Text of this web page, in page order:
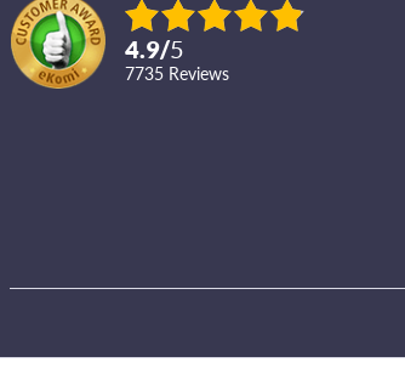
4.9/5
7735 reviews